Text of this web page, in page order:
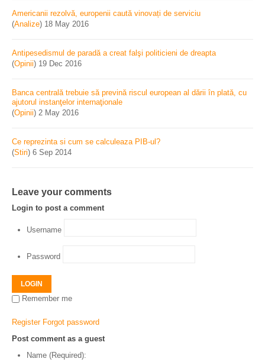
Americanii rezolvă, europenii caută vinovați de serviciu
(Analize) 18 May 2016
Antipesedismul de paradă a creat falşi politicieni de dreapta
(Opinii) 19 Dec 2016
Banca centrală trebuie să prevină riscul european al dării în plată, cu
ajutorul instanţelor internaţionale
(Opinii) 2 May 2016
Ce reprezinta si cum se calculeaza PIB-ul?
(Stiri) 6 Sep 2014
Leave your comments
Login to post a comment
Username
Password
LOGIN
Remember me
Register Forgot password
Post comment as a guest
Name (Required):